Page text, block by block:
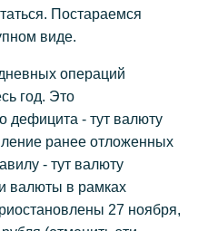
Постараемся
виде.
операций
год. Это
дефицита - тут валюту
ранее отложенных
- тут валюту
валюты в рамках
27 ноября,